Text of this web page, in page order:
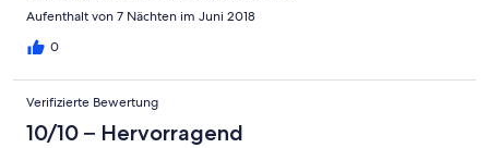
Aufenthalt von 7 Nächten im Juni 2018
0
Verifizierte Bewertung
10/10 – Hervorragend